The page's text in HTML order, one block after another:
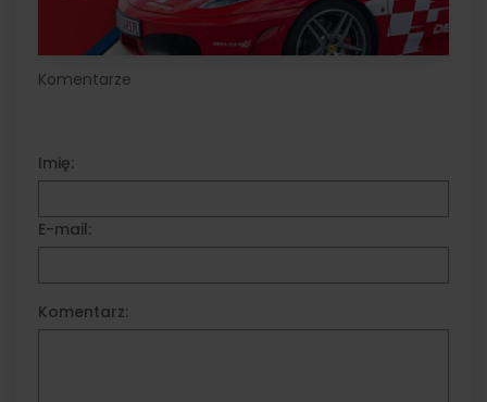
Komentarze
Imię:
E-mail:
Komentarz: